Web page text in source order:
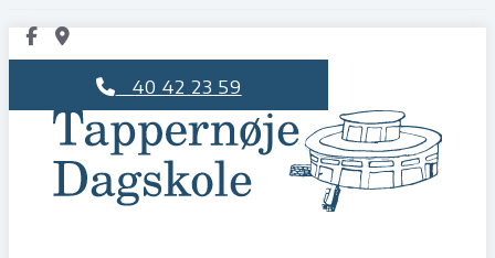
40 42 23 59